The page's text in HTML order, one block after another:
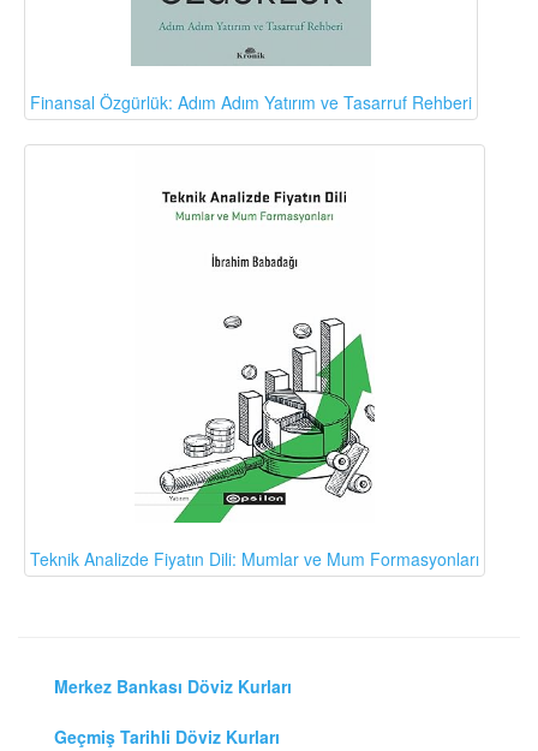
Finansal Özgürlük: Adım Adım Yatırım ve Tasarruf Rehberi
Teknik Analizde Fiyatın Dili: Mumlar ve Mum Formasyonları
Merkez Bankası Döviz Kurları
Geçmiş Tarihli Döviz Kurları